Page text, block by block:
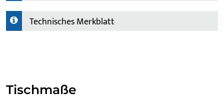
Technisches Merkblatt
Tischmaße